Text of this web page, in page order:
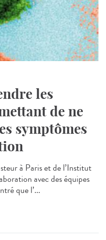
les
de ne
symptômes
à Paris et de l’Institut
avec des équipes
que l’...